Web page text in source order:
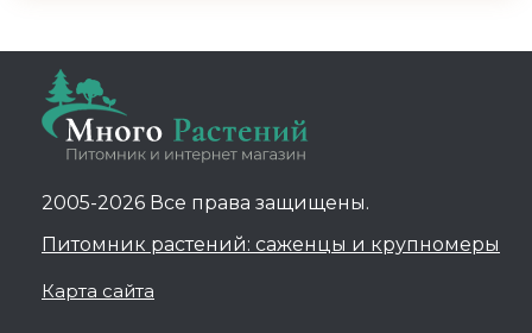
2005-2026 Все права защищены.
Питомник растений: саженцы и крупномеры
Карта сайта